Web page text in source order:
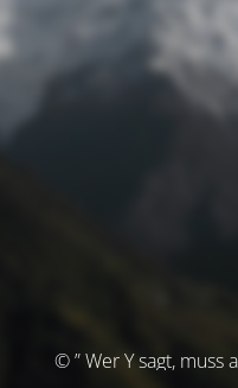
© ” Wer Y sagt, muss